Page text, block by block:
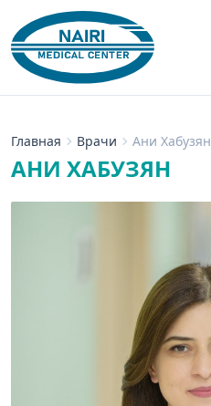
Главная Врачи Ани Хабузян
АНИ ХАБУЗЯН